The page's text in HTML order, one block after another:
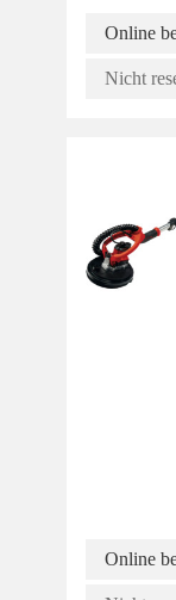
Online
Nicht
Online